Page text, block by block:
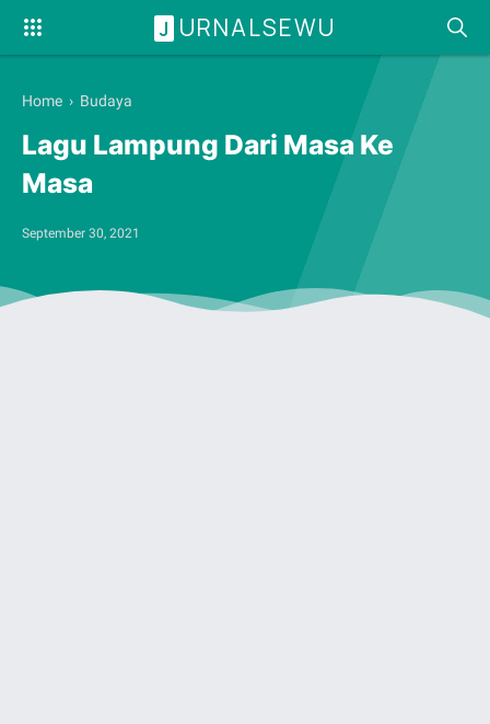
J URNALSEWU
Home › Budaya
Lagu Lampung Dari Masa Ke
Masa
September 30, 2021